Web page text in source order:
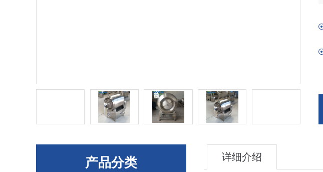
产品分类 详细介绍